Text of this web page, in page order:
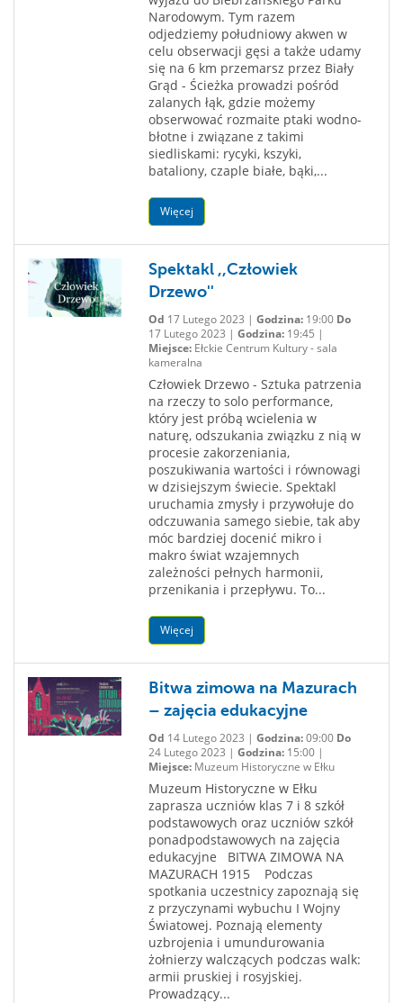
Narodowym. Tym razem
odjedziemy południowy akwen w
celu obserwacji gęsi a także udamy
się na 6 km przemarsz przez Biały
Grąd - Ścieżka prowadzi pośród
zalanych łąk, gdzie możemy
obserwować rozmaite ptaki wodno-
błotne i związane z takimi
siedliskami: rycyki, kszyki,
bataliony, czaple białe, bąki,...
Więcej
Spektakl ,,Człowiek
Drzewo''
Od 17 Lutego 2023 | Godzina:19:00 Do
17 Lutego 2023 | Godzina:19:45 |
Miejsce:Ełckie Centrum Kultury - sala
kameralna
Człowiek Drzewo - Sztuka patrzenia
na rzeczy to solo performance,
który jest próbą wcielenia w
naturę, odszukania związku z nią w
procesie zakorzeniania,
poszukiwania wartości i równowagi
w dzisiejszym świecie. Spektakl
uruchamia zmysły i przywołuje do
odczuwania samego siebie, tak aby
móc bardziej docenić mikro i
makro świat wzajemnych
zależności pełnych harmonii,
przenikania i przepływu. To...
Więcej
Bitwa zimowa na Mazurach
– zajęcia edukacyjne
Od 14 Lutego 2023 | Godzina:09:00 Do
24 Lutego 2023 | Godzina:15:00 |
Miejsce:Muzeum Historyczne w Ełku
Muzeum Historyczne w Ełku
zaprasza uczniów klas 7 i 8 szkół
podstawowych oraz uczniów szkół
ponadpodstawowych na zajęcia
edukacyjne BITWA ZIMOWA NA
MAZURACH 1915 Podczas
spotkania uczestnicy zapoznają się
z przyczynami wybuchu I Wojny
Światowej. Poznają elementy
uzbrojenia i umundurowania
żołnierzy walczących podczas walk:
armii pruskiej i rosyjskiej.
Prowadzący...